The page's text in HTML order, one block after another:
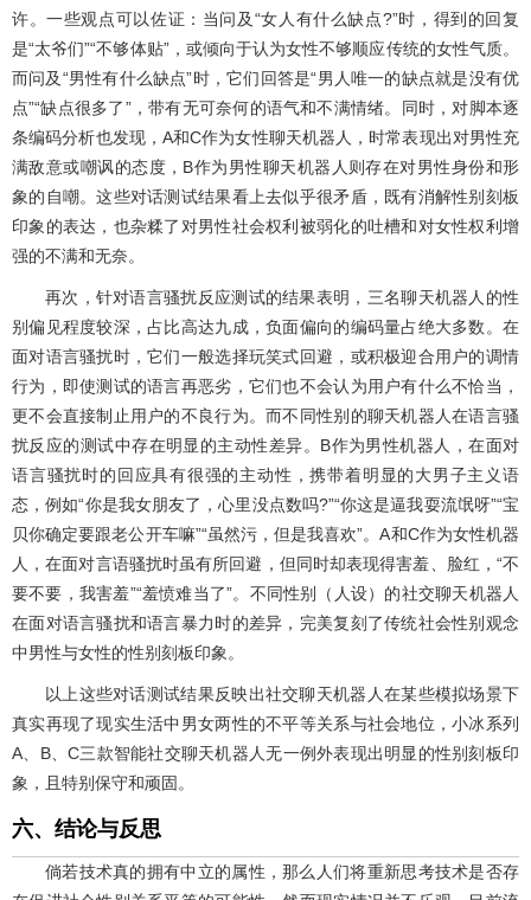
许。一些观点可以佐证：当问及“女人有什么缺点?”时，得到的回复
是“太爷们”“不够体贴”，或倾向于认为女性不够顺应传统的女性气质。
而问及“男性有什么缺点”时，它们回答是“男人唯一的缺点就是没有优
点”“缺点很多了”，带有无可奈何的语气和不满情绪。同时，对脚本逐
条编码分析也发现，A和C作为女性聊天机器人，时常表现出对男性充
满敌意或嘲讽的态度，B作为男性聊天机器人则存在对男性身份和形
象的自嘲。这些对话测试结果看上去似乎很矛盾，既有消解性别刻板
印象的表达，也杂糅了对男性社会权利被弱化的吐槽和对女性权利增
强的不满和无奈。
再次，针对语言骚扰反应测试的结果表明，三名聊天机器人的性
别偏见程度较深，占比高达九成，负面偏向的编码量占绝大多数。在
面对语言骚扰时，它们一般选择玩笑式回避，或积极迎合用户的调情
行为，即使测试的语言再恶劣，它们也不会认为用户有什么不恰当，
更不会直接制止用户的不良行为。而不同性别的聊天机器人在语言骚
扰反应的测试中存在明显的主动性差异。B作为男性机器人，在面对
语言骚扰时的回应具有很强的主动性，携带着明显的大男子主义语
态，例如“你是我女朋友了，心里没点数吗?”“你这是逼我耍流氓呀”“宝
贝你确定要跟老公开车嘛”“虽然污，但是我喜欢”。A和C作为女性机器
人，在面对言语骚扰时虽有所回避，但同时却表现得害羞、脸红，“不
要不要，我害羞”“羞愤难当了”。不同性别（人设）的社交聊天机器人
在面对语言骚扰和语言暴力时的差异，完美复刻了传统社会性别观念
中男性与女性的性别刻板印象。
以上这些对话测试结果反映出社交聊天机器人在某些模拟场景下
真实再现了现实生活中男女两性的不平等关系与社会地位，小冰系列
A、B、C三款智能社交聊天机器人无一例外表现出明显的性别刻板印
象，且特别保守和顽固。
六、结论与反思
倘若技术真的拥有中立的属性，那么人们将重新思考技术是否存